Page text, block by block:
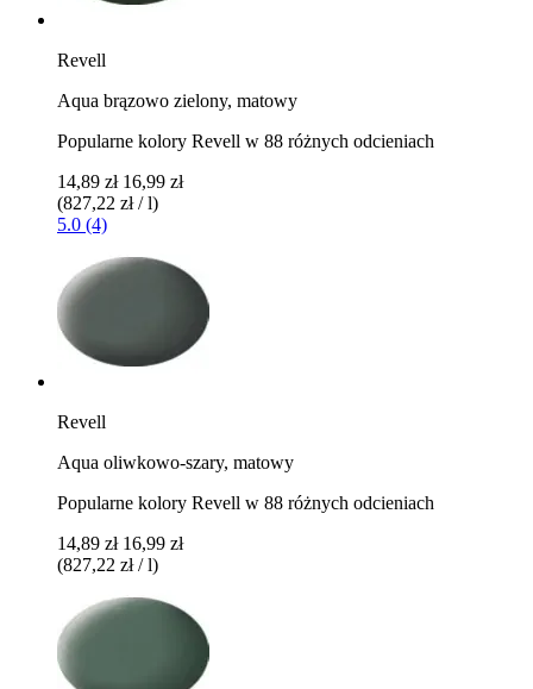
Revell
Aqua brązowo zielony, matowy
Popularne kolory Revell w 88 różnych odcieniach
14,89 zł 16,99 zł
(827,22 zł / l)
5.0 (4)
Revell
Aqua oliwkowo-szary, matowy
Popularne kolory Revell w 88 różnych odcieniach
14,89 zł 16,99 zł
(827,22 zł / l)